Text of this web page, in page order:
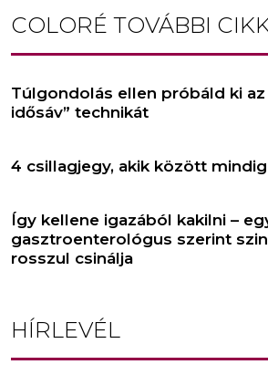
COLORÉ TOVÁBBI
Túlgondolás ellen próbáld ki az
idősáv” technikát
4 csillagjegy, akik között
Így kellene igazából kakilni –
gasztroenterológus szerint
rosszul csinálja
HÍRLEVÉL